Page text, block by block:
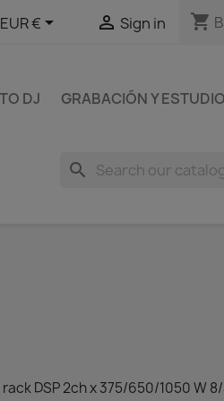
EUR €  Sign in shopping_cart
DJ
GRABACIÓN Y ESTUDIO
search
DSP 2ch x 375/650/1050 W